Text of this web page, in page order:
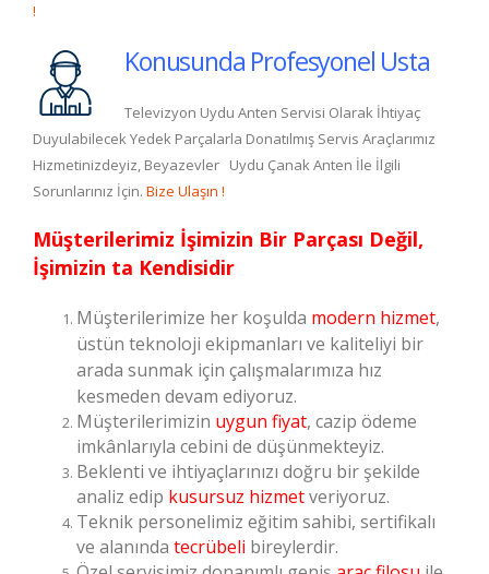
!
Konusunda Profesyonel Usta
Televizyon Uydu Anten Servisi Olarak İhtiyaç
Duyulabilecek Yedek Parçalarla Donatılmış Servis Araçlarımız
Hizmetinizdeyiz, Beyazevler Uydu Çanak Anten İle İlgili
Sorunlarınız İçin. Bize Ulaşın !
Müşterilerimiz İşimizin Bir Parçası Değil,
İşimizin ta Kendisidir
Müşterilerimize her koşulda modern hizmet,
üstün teknoloji ekipmanları ve kaliteliyi bir
arada sunmak için çalışmalarımıza hız
kesmeden devam ediyoruz.
Müşterilerimizin uygun fiyat, cazip ödeme
imkânlarıyla cebini de düşünmekteyiz.
Beklenti ve ihtiyaçlarınızı doğru bir şekilde
analiz edip kusursuz hizmetveriyoruz.
Teknik personelimiz eğitim sahibi, sertifikalı
ve alanında tecrübeli bireylerdir.